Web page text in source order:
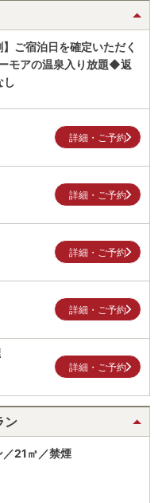
】ご宿泊日を確定いただく
モアの温泉入り放題◆返
し
詳細・ご予約
詳細・ご予約
詳細・ご予約
詳細・ご予約
詳細・ご予約
ン
／21㎡／禁煙